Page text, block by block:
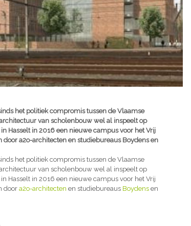
het politiek compromis tussen de Vlaamse
van scholenbouw wel al inspeelt op
Hasselt in 2016 een nieuwe campus voor het Vrij
a2o-architecten en studiebureaus Boydens en
het politiek compromis tussen de Vlaamse
van scholenbouw wel al inspeelt op
Hasselt in 2016 een nieuwe campus voor het Vrij
door a2o-architecten en studiebureaus Boydens en